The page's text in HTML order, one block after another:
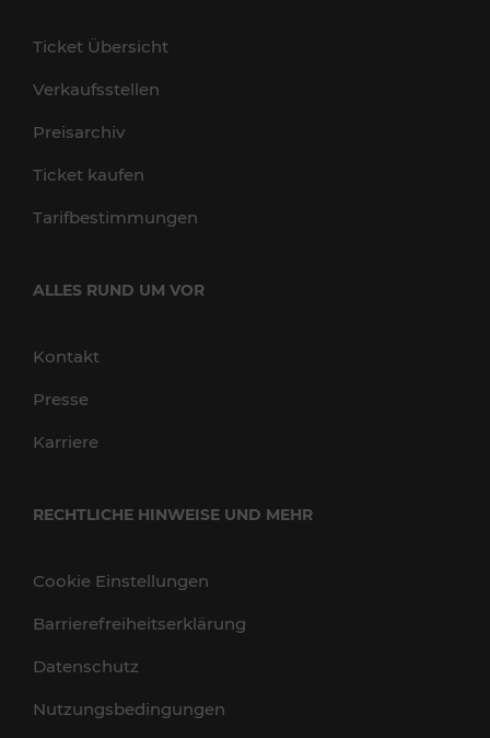
Ticket Übersicht
Verkaufsstellen
Preisarchiv
Ticket kaufen
Tarifbestimmungen
ALLES RUND UM VOR
Kontakt
Presse
Karriere
RECHTLICHE HINWEISE UND MEHR
Cookie Einstellungen
Barrierefreiheitserklärung
Datenschutz
Nutzungsbedingungen